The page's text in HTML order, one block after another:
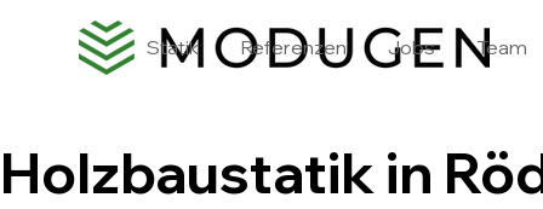
Statik Referenzen Jobs Team
Holzbaustatik in